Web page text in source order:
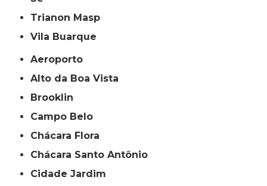
Trianon Masp
Vila Buarque
Aeroporto
Alto da Boa Vista
Brooklin
Campo Belo
Chácara Flora
Chácara Santo Antônio
Cidade Jardim